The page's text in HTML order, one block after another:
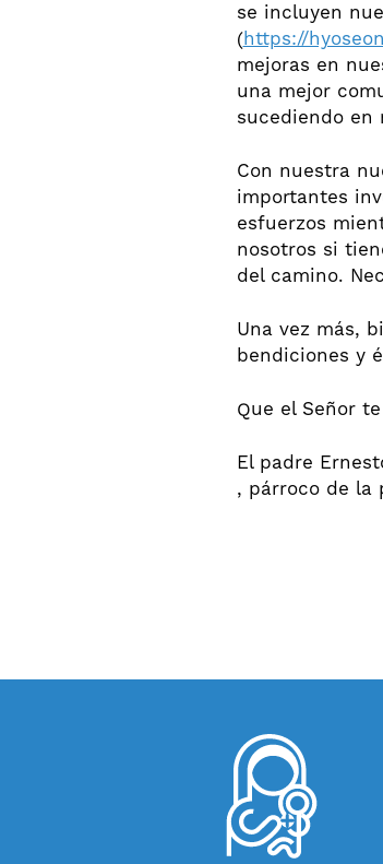
se incluyen
(https://
mejoras en
una mejor
sucediendo en
Con nuestra
importantes
esfuerzos
nosotros si
del camino.
Una vez más,
bendiciones y
Que el Señor
El padre
, párroco de la